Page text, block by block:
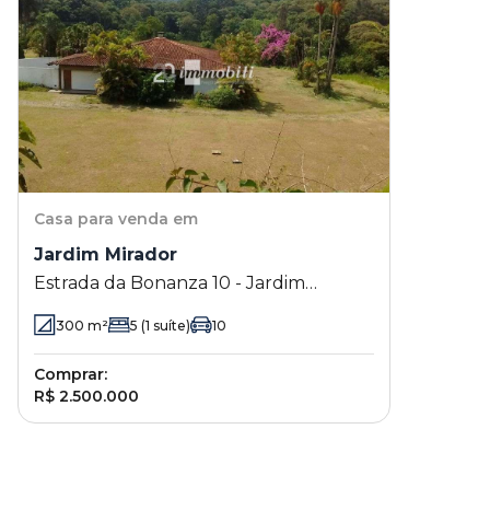
Casa para venda em
Jardim Mirador
Estrada da Bonanza 10 - Jardim
Mirador - Itapevi - SP
300 m² 5 (1 suíte) 10
Comprar:
R$ 2.500.000